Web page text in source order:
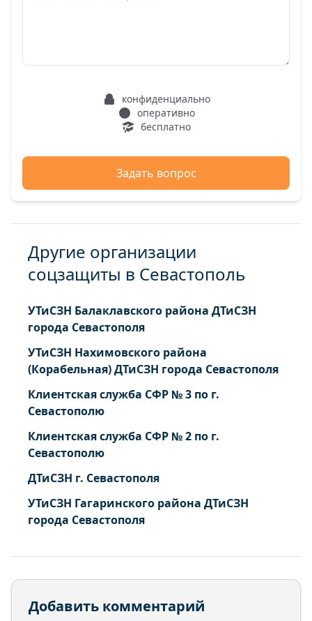
конфиденциально
оперативно
бесплатно
Задать вопрос
Другие организации
соцзащиты в Севастополь
УТиСЗН Балаклавского района ДТиСЗН
города Севастополя
УТиСЗН Нахимовского района
(Корабельная) ДТиСЗН города Севастополя
Клиентская служба СФР № 3 по г.
Севастополю
Клиентская служба СФР № 2 по г.
Севастополю
ДТиСЗН г. Севастополя
УТиСЗН Гагаринского района ДТиСЗН
города Севастополя
Добавить комментарий